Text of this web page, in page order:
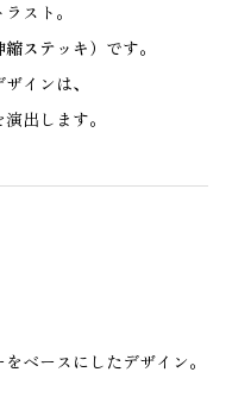
スト。
ステッキ） です。
インは、
出します。
ベースにしたデザイン。